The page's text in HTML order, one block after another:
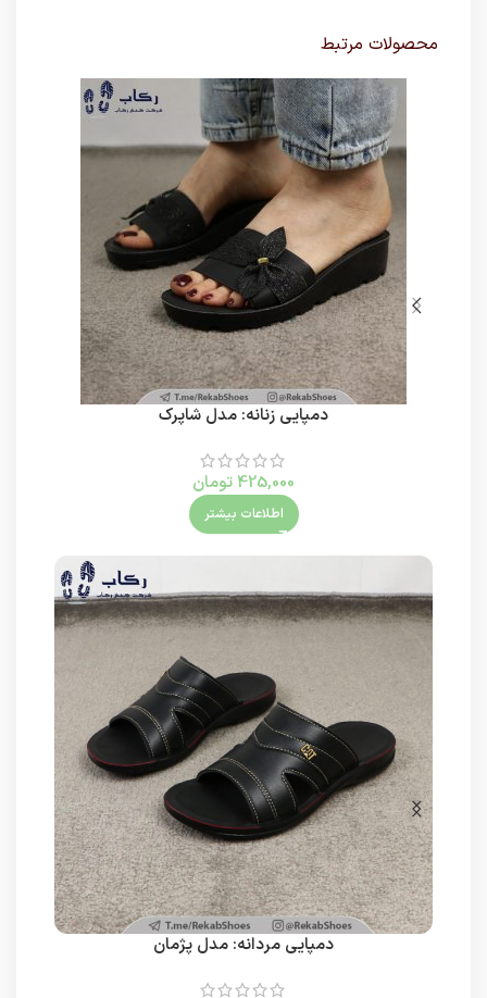
محصولات مرتبط
دمپایی زنانه: مدل شاپرک
425,000 تومان
اطلاعات بیشتر
دمپایی مردانه: مدل پژمان